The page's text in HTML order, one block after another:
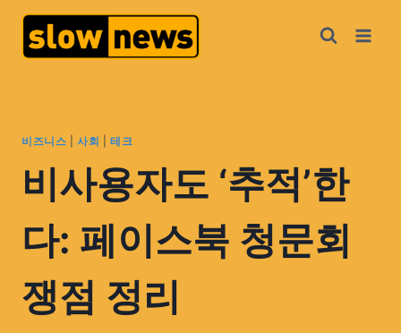
비즈니스 |사회 |테크
비사용자도 ‘추적’한
다: 페이스북 청문회
쟁점 정리